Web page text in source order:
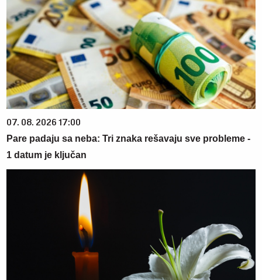
07. 08. 2026 17:00
Pare padaju sa neba: Tri znaka rešavaju sve probleme -
1 datum je ključan